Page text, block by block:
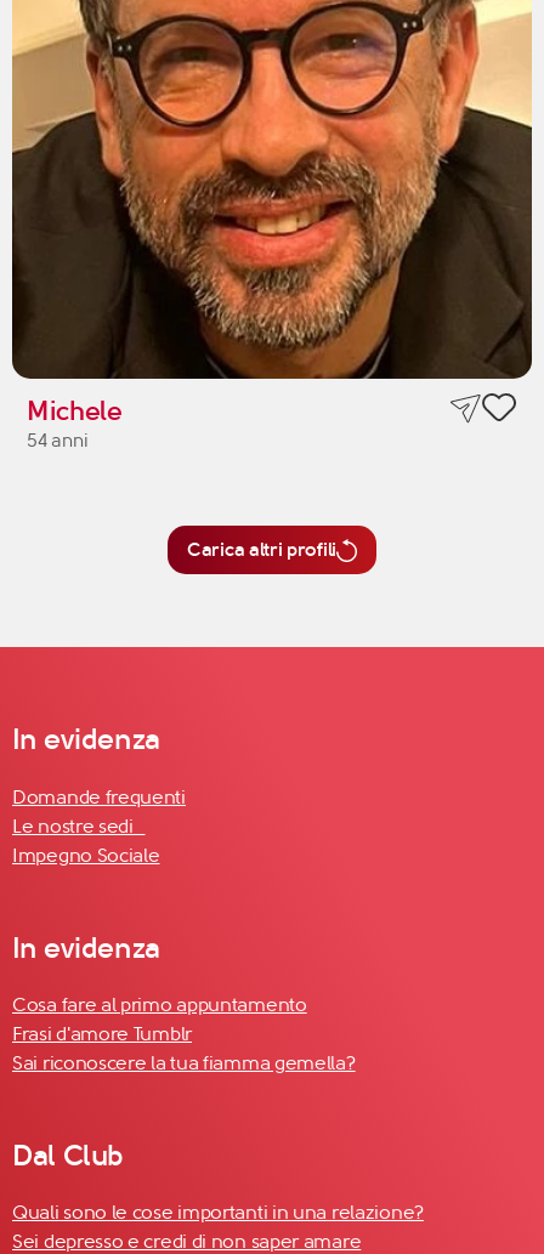
Michele
54 anni
Carica altri profili
In evidenza
Domande frequenti
Le nostre sedi
Impegno Sociale
In evidenza
Cosa fare al primo appuntamento
Frasi d'amore Tumblr
Sai riconoscere la tua fiamma gemella?
Dal Club
Quali sono le cose importanti in una relazione?
Sei depresso e credi di non saper amare